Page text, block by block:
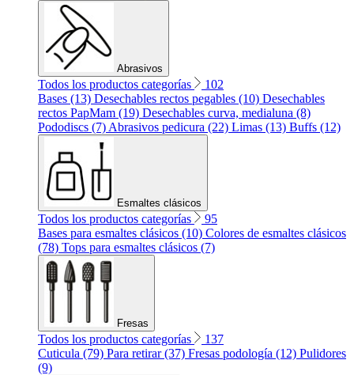
Abrasivos
Todos los productos categorías
102
Bases (13) Desechables rectos pegables (10) Desechables
rectos PapMam (19) Desechables curva, medialuna (8)
Pododiscs (7) Abrasivos pedicura (22) Limas (13) Buffs (12)
Esmaltes clásicos
Todos los productos categorías
95
Bases para esmaltes clásicos (10) Colores de esmaltes clásicos
(78) Tops para esmaltes clásicos (7)
Fresas
Todos los productos categorías
137
Cuticula (79) Para retirar (37) Fresas podología (12) Pulidores
(9)